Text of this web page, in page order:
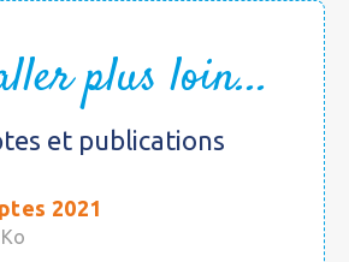
plus loin...
et publications
2021